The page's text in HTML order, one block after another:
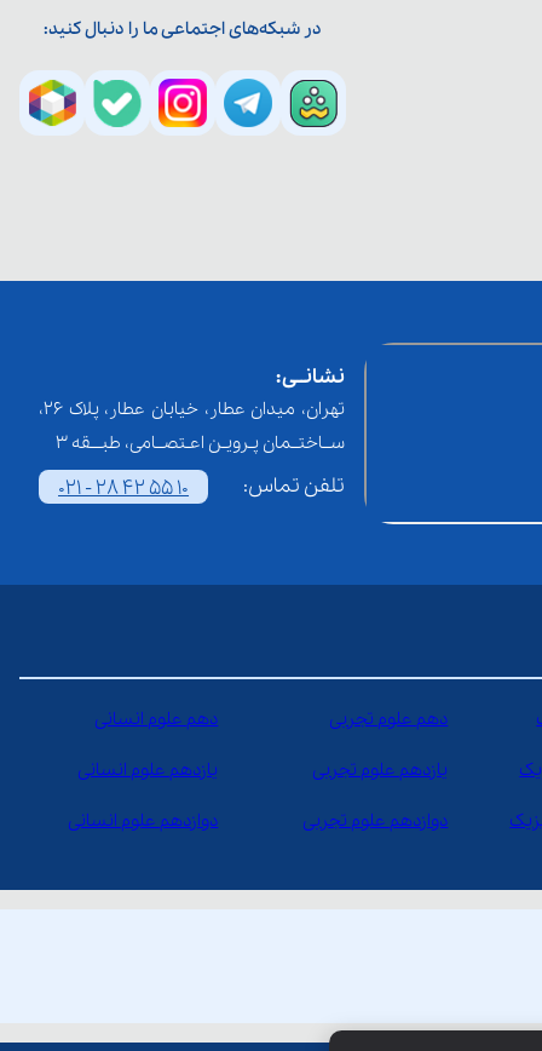
در شبکه‌های اجتماعی ما را دنبال کنید:
نشانــی:
تهران، میدان عطار، خیابان عطار، پلاک 26،
ســاختــمان پـرویـن اعـتصــامی، طبـــقه 3
تلفن تماس: 021 - 28 42 55 10
دهم علوم تجربی دهم علوم انسانی
یازدهم علوم تجربی یازدهم علوم انسانی
دوازدهم علوم تجربی دوازدهم علوم انسانی